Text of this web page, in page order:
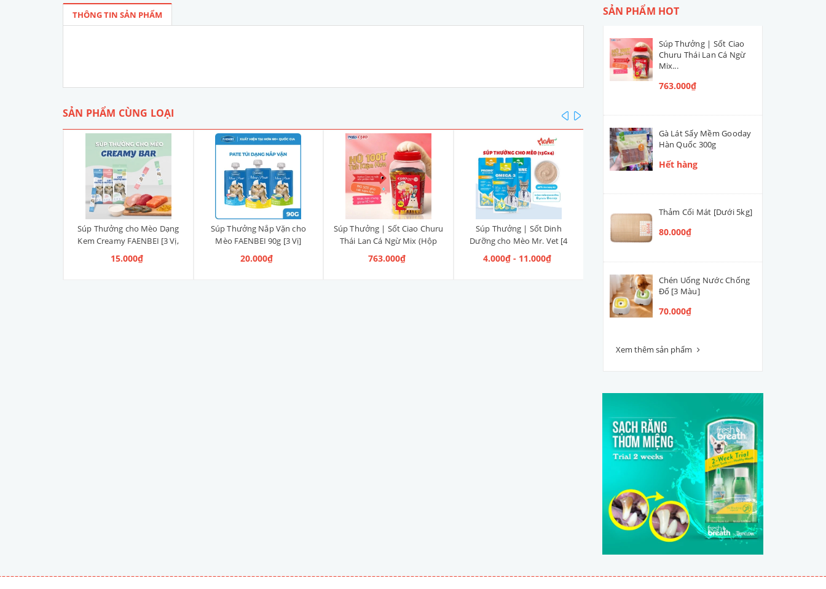
THÔNG TIN SẢN PHẨM
SẢN PHẨM CÙNG LOẠI
Súp Thưởng cho Mèo Dạng
Kem Creamy FAENBEI [3 Vị,
Gói 15g x 4 Tuýp]
15.000₫
Súp Thưởng Nắp Vặn cho
Mèo FAENBEI 90g [3 Vị]
20.000₫
Súp Thưởng | Sốt Ciao Churu
Thái Lan Cá Ngừ Mix (Hộp
100 tuýp)
763.000₫
Súp Thưởng | Sốt Dinh
Dưỡng cho Mèo Mr. Vet [4
Tuýp x 15g]
4.000₫ - 11.000₫
Súp Thưởng Chức Năng VF+
CORE SK cho Cún Mèo [Giúp
Bắp, Tăng Hệ Miễn Dịch]
prev
SẢN PHẨM HOT
Súp Thưởng | Sốt Ciao
Churu Thái Lan Cá Ngừ
Mix...
763.000₫
Gà Lát Sấy Mềm Gooday
Hàn Quốc 300g
Hết hàng
Thảm Cối Mát [Dưới 5kg]
80.000₫
Chén Uống Nước Chống
Đổ [3 Màu]
70.000₫
Xem thêm sản phẩm